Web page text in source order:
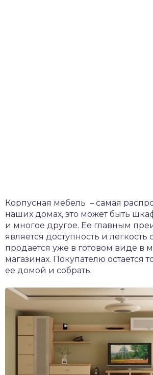
Корпусная мебель – самая
наших домах, это может быть
и многое другое. Ее главным
является доступность и легкость
продается уже в готовом виде в
магазинах. Покупателю остается
ее домой и собрать.